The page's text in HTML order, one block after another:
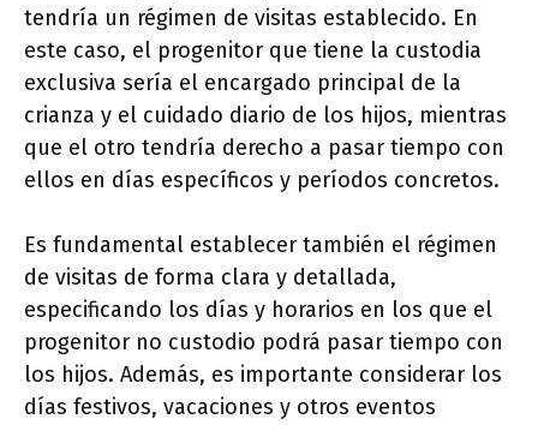
tendría un régimen de visitas establecido. En
este caso, el progenitor que tiene la custodia
exclusiva sería el encargado principal de la
crianza y el cuidado diario de los hijos, mientras
que el otro tendría derecho a pasar tiempo con
ellos en días específicos y períodos concretos.
Es fundamental establecer también el régimen
de visitas de forma clara y detallada,
especificando los días y horarios en los que el
progenitor no custodio podrá pasar tiempo con
los hijos. Además, es importante considerar los
días festivos, vacaciones y otros eventos